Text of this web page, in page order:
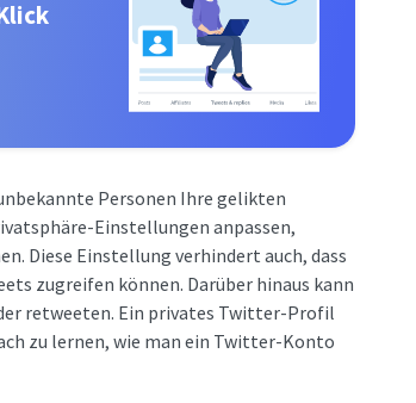
Personen Ihre gelikten
Einstellungen anpassen,
Diese Einstellung verhindert auch, dass
zugreifen können. Darüber hinaus kann
retweeten. Ein privates Twitter-Profil
zu lernen, wie man ein Twitter-Konto